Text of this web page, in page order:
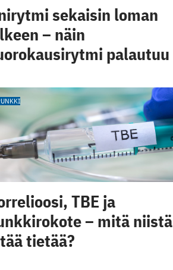
sekaisin loman
– näin
palautuu
TBE ja
– mitä niistä
tietää?